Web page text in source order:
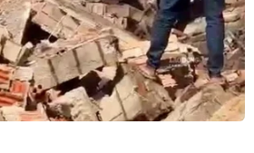
nớp lo sợ mua nhầm hàng giả.